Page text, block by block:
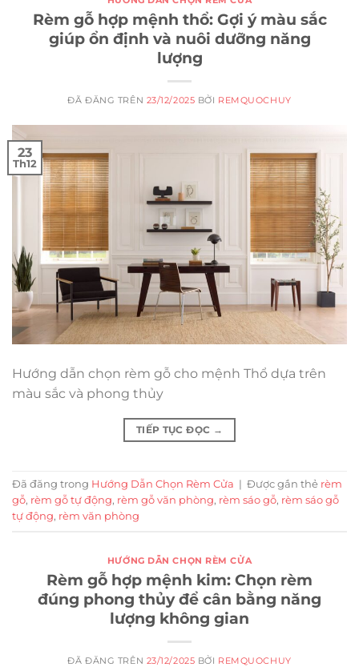
Rèm gỗ hợp mệnh thổ: Gợi ý màu sắc
giúp ổn định và nuôi dưỡng năng
lượng
ĐÃ ĐĂNG TRÊN 23/12/2025 BỞI REMQUOCHUY
23
Th12
Hướng dẫn chọn rèm gỗ cho mệnh Thổ dựa trên
màu sắc và phong thủy
TIẾP TỤC ĐỌC →
Đã đăng trong Hướng Dẫn Chọn Rèm Cửa | Được gắn thẻ rèm
gỗ, rèm gỗ tự động, rèm gỗ văn phòng, rèm sáo gỗ, rèm sáo gỗ
tự động, rèm văn phòng
HƯỚNG DẪN CHỌN RÈM CỬA
Rèm gỗ hợp mệnh kim: Chọn rèm
đúng phong thủy để cân bằng năng
lượng không gian
ĐÃ ĐĂNG TRÊN 23/12/2025 BỞI REMQUOCHUY